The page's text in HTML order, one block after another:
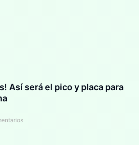
Así será el pico y placa para